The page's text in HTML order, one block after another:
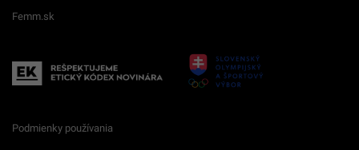
Femm.sk
Podmienky používania